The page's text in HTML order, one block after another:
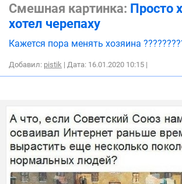
Смешная картинка: Просто
хотел черепаху
Кажется пора менять хозяина
Добавил: pistik | Дата: 16.01.2020 10:15 |